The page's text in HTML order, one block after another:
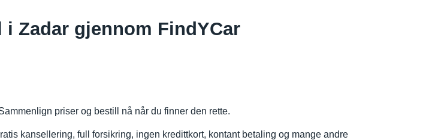
i Zadar gjennom FindYCar
priser og bestill nå når du finner den rette.
kansellering, full forsikring, ingen kredittkort, kontant betaling og mange andre